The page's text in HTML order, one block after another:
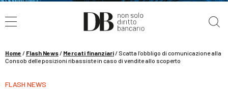
WEBINAR / 1° Ottobre
La riforma del sistema sanzionatorio del TUF
Home / Flash News/ Mercati finanziari/ Scatta l’obbligo di comunicazione alla
Consob delle posizioni ribassiste in caso di vendite allo scoperto
FLASH NEWS